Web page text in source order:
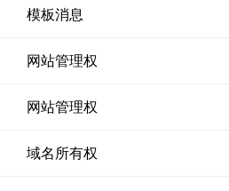
模板消息
网站管理权
网站管理权
域名所有权